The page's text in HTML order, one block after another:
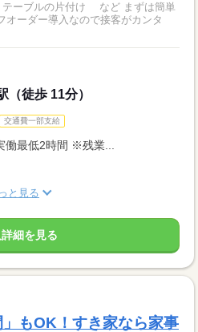
テーブルの片付け など まずは簡単
（徒歩 11分）
交通費一部支給
最低2時間 ※残業...
と見る
細を見る
」もOK！すき家なら家事